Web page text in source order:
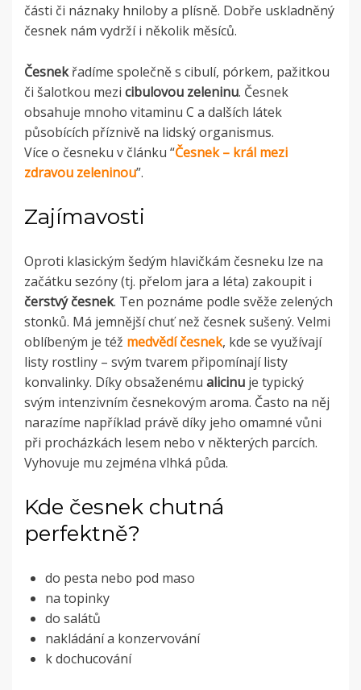
části či náznaky hniloby a plísně. Dobře uskladněný
česnek nám vydrží i několik měsíců.
Česnekřadíme společně s cibulí, pórkem, pažitkou
či šalotkou mezi cibulovou zeleninu. Česnek
obsahuje mnoho vitaminu C a dalších látek
působících příznivě na lidský organismus.
Více o česneku v článku “Česnek – král mezi
zdravou zeleninou”.
Zajímavosti
Oproti klasickým šedým hlavičkám česneku lze na
začátku sezóny (tj. přelom jara a léta) zakoupit i
čerstvý česnek. Ten poznáme podle svěže zelených
stonků. Má jemnější chuť než česnek sušený. Velmi
oblíbeným je též medvědí česnek, kde se využívají
listy rostliny – svým tvarem připomínají listy
konvalinky. Díky obsaženému alicinu je typický
svým intenzivním česnekovým aroma. Často na něj
narazíme například právě díky jeho omamné vůni
při procházkách lesem nebo v některých parcích.
Vyhovuje mu zejména vlhká půda.
Kde česnek chutná
perfektně?
do pesta nebo pod maso
na topinky
do salátů
nakládání a konzervování
k dochucování